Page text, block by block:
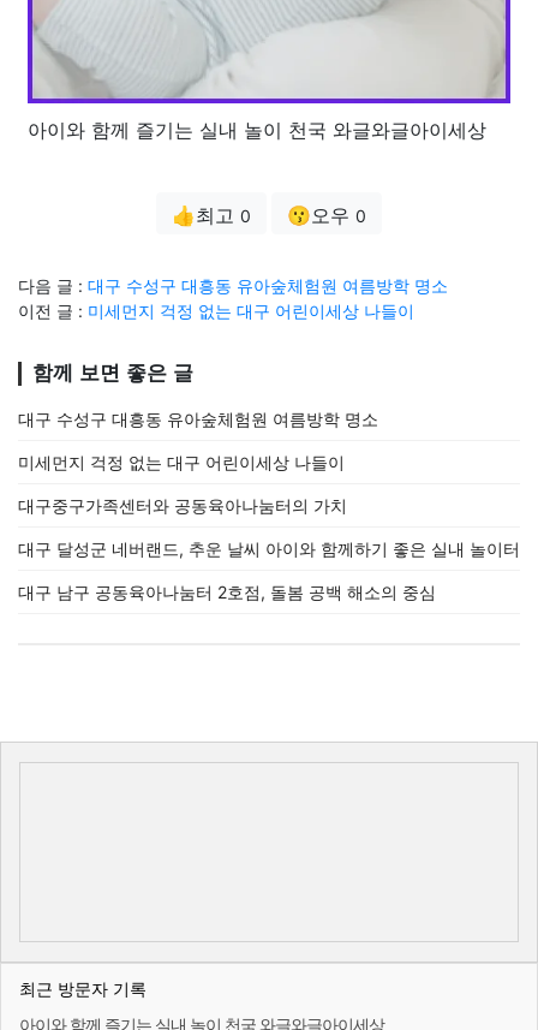
아이와 함께 즐기는 실내 놀이 천국 와글와글아이세상
👍최고 0 😗오우 0
다음 글 : 대구 수성구 대흥동 유아숲체험원 여름방학 명소
이전 글 : 미세먼지 걱정 없는 대구 어린이세상 나들이
함께 보면 좋은 글
대구 수성구 대흥동 유아숲체험원 여름방학 명소
미세먼지 걱정 없는 대구 어린이세상 나들이
대구중구가족센터와 공동육아나눔터의 가치
대구 달성군 네버랜드, 추운 날씨 아이와 함께하기 좋은 실내 놀이터
대구 남구 공동육아나눔터 2호점, 돌봄 공백 해소의 중심
최근 방문자 기록
아이와 함께 즐기는 실내 놀이 천국 와글와글아이세상